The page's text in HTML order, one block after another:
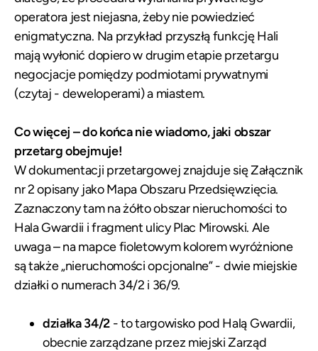
operatora jest niejasna, żeby nie powiedzieć
enigmatyczna. Na przykład przyszłą funkcję Hali
mają wyłonić dopiero w drugim etapie przetargu
negocjacje pomiędzy podmiotami prywatnymi
(czytaj - deweloperami) a miastem.
Co więcej – do końca nie wiadomo, jaki obszar
przetarg obejmuje!
W dokumentacji przetargowej znajduje się Załącznik
nr 2 opisany jako Mapa Obszaru Przedsięwzięcia.
Zaznaczony tam na żółto obszar nieruchomości to
Hala Gwardii i fragment ulicy Plac Mirowski. Ale
uwaga – na mapce fioletowym kolorem wyróżnione
są także „nieruchomości opcjonalne” - dwie miejskie
działki o numerach 34/2 i 36/9.
działka 34/2 - to targowisko pod Halą Gwardii,
obecnie zarządzane przez miejski Zarząd